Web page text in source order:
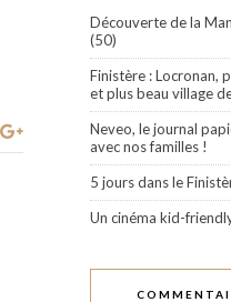
Découverte de la
(50)
Finistère : Locronan,
et plus beau village
Neveo, le journal
avec nos familles !
5 jours dans le
Un cinéma kid-